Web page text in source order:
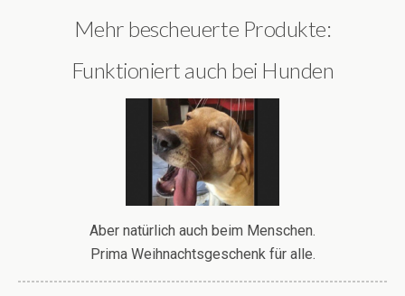
Mehr bescheuerte Produkte:
Funktioniert auch bei Hunden
Aber natürlich auch beim Menschen.
Prima Weihnachtsgeschenk für alle.